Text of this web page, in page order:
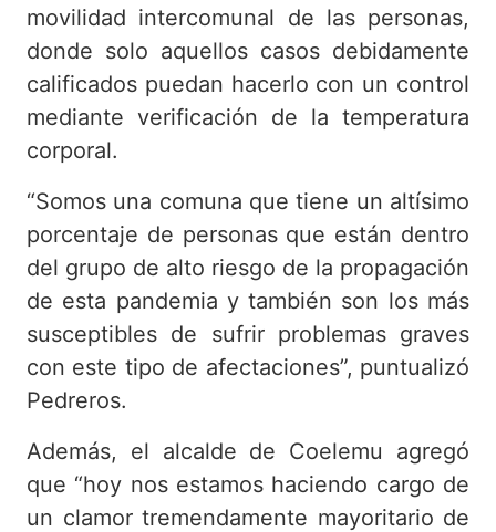
movilidad intercomunal de las personas,
donde solo aquellos casos debidamente
calificados puedan hacerlo con un control
mediante verificación de la temperatura
corporal.
“Somos una comuna que tiene un altísimo
porcentaje de personas que están dentro
del grupo de alto riesgo de la propagación
de esta pandemia y también son los más
susceptibles de sufrir problemas graves
con este tipo de afectaciones”, puntualizó
Pedreros.
Además, el alcalde de Coelemu agregó
que “hoy nos estamos haciendo cargo de
un clamor tremendamente mayoritario de